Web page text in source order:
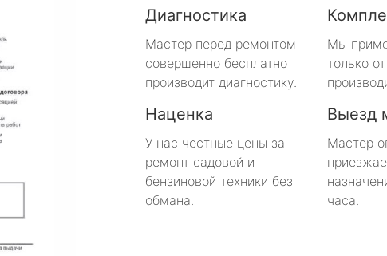
Диагностика
Мастер перед ремонтом
совершенно бесплатно
производит диагностику.
Мы
только
Наценка
У нас честные цены за
ремонт садовой и
бензиновой техники без
обмана.
Выезд
Мастер
часа.